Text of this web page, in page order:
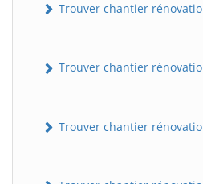
Trouver chantier
Trouver chantier
Trouver chantier